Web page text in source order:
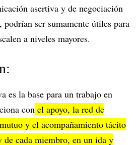
asertiva y de negociación
podrían ser sumamente útiles para
a niveles mayores.
es la base para un trabajo en
con el apoyo, la red de
y el acompañamiento tácito
cada miembro, en un ida y